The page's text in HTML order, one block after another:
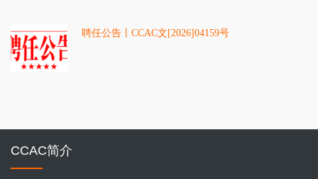
聘任公告丨CCAC文[2026]04159号
CCAC简介